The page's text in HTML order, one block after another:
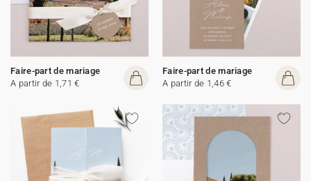
Faire-part de mariage
A partir de 1,71 €
Faire-part de mariage
A partir de 1,46 €